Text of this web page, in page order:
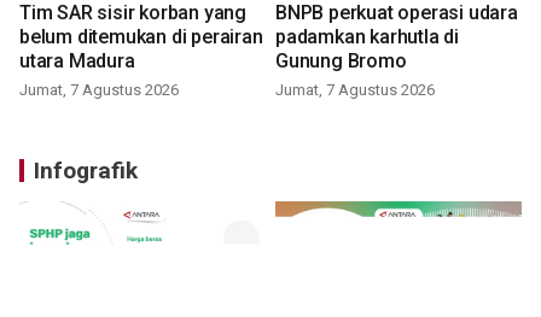
Tim SAR sisir korban yang
belum ditemukan di perairan
utara Madura
Jumat, 7 Agustus 2026
BNPB perkuat operasi udara
padamkan karhutla di
Gunung Bromo
Jumat, 7 Agustus 2026
Infografik